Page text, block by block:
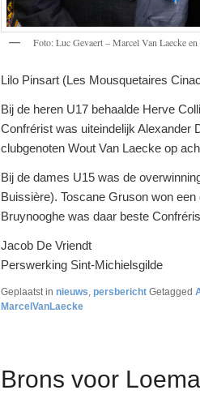
Foto: Luc Gevaert – Marcel Van Laecke
Lilo Pinsart (Les Mousquetaires
Bij de heren U17 behaalde Herve
Confrérist was uiteindelijk Alexander
clubgenoten Wout Van Laecke op
Bij de dames U15 was de
Buissière). Toscane Gruson won
Bruynooghe was daar beste
Jacob De Vriendt
Perswerking Sint-Michielsgilde
Geplaatst in nieuws ,persbericht Getagged
MarcelVanLaecke
Brons voor